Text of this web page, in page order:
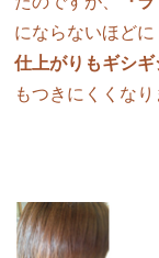
にならないほどに
仕上がりもギシ
もつきにくくなり